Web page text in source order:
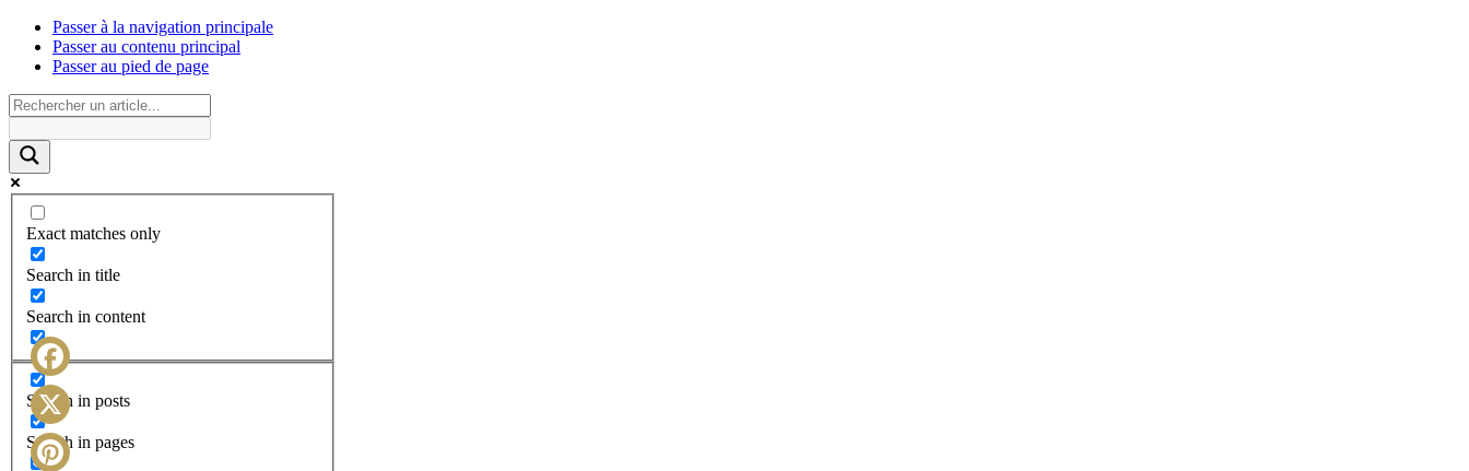
Passer à la navigation principale
Passer au contenu principal
Passer au pied de page
Exact matches only
Search in title
Search in content
Search in posts
Search in pages
Facebook
X